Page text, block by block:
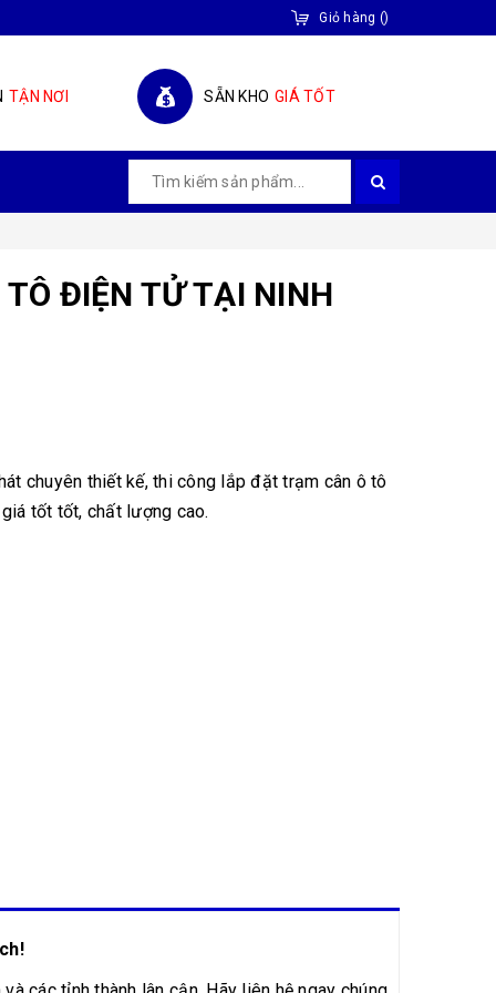
Giỏ hàng ()
TẬN NƠI SẴN KHO GIÁ TỐT
ĐIỆN TỬ TẠI NINH
chuyên thiết kế, thi công lắp đặt trạm cân ô tô
tốt tốt, chất lượng cao.